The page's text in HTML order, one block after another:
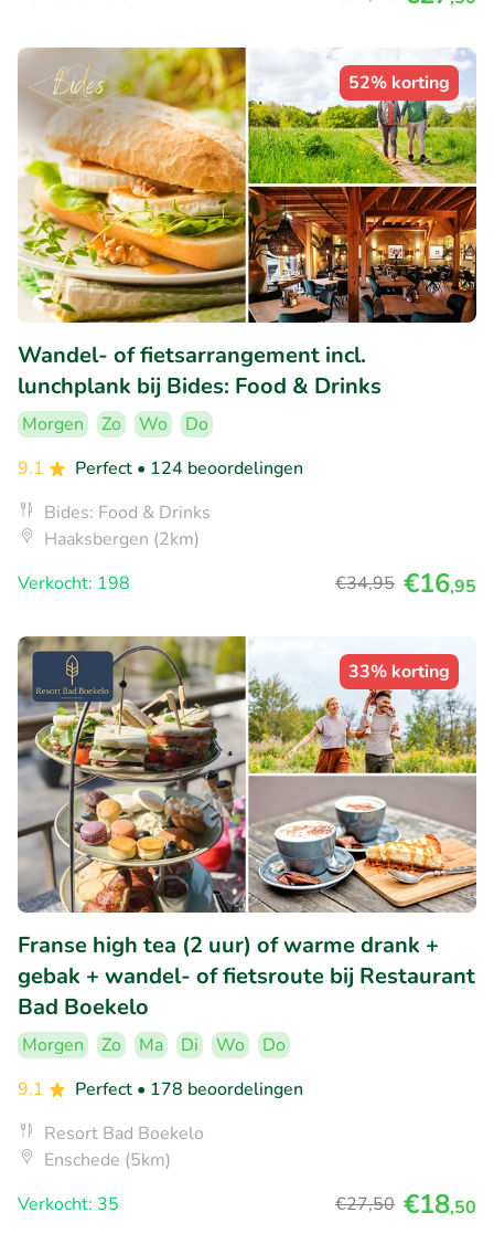
52% korting
Wandel- of fietsarrangement incl.
lunchplank bij Bides: Food & Drinks
Morgen Zo Wo
Do
9.1
Perfect • 124 beoordelingen
Bides: Food & Drinks
Haaksbergen (2km)
Verkocht: 198
€34,95 €16,95
33% korting
Franse high tea (2 uur) of warme drank +
gebak + wandel- of fietsroute bij Restaurant
Bad Boekelo
Morgen Zo Ma Di Wo
Do
9.1
Perfect • 178 beoordelingen
Resort Bad Boekelo
Enschede (5km)
Verkocht: 35
€27,50 €18,50